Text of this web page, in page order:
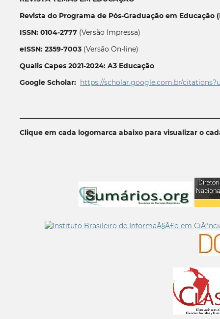
Revista do Programa de Pós-Graduação em Educação
ISSN: 0104-2777(Versão Impressa)
eISSN: 2359-7003(Versão On-line)
Qualis Capes 2021-2024: A3 Educação
Google Scholar: https://scholar.google.com.br/
Clique em cada logomarca abaixo para visualizar o